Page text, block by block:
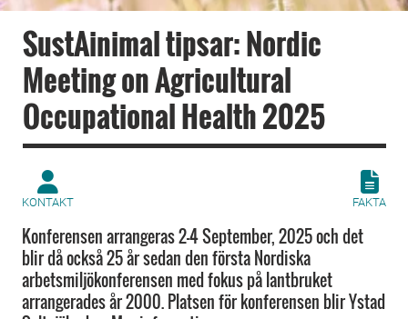
SustAinimal tipsar: Nordic
Meeting on Agricultural
Occupational Health 2025
KONTAKT FAKTA
Konferensen arrangeras 2-4 September, 2025 och det
blir då också 25 år sedan den första Nordiska
arbetsmiljökonferensen med fokus på lantbruket
arrangerades år 2000. Platsen för konferensen blir Ystad